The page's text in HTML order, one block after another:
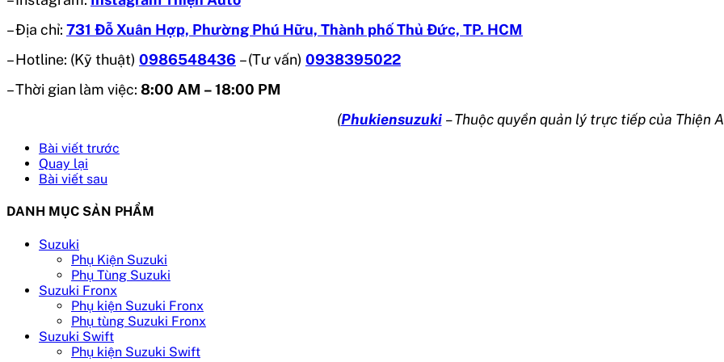
– Địa chỉ: 731 Đỗ Xuân Hợp, Phường Phú Hữu, Thành phố Thủ Đức, TP. HCM
– Hotline: (Kỹ thuật) 0986548436 – (Tư vấn) 0938395022
– Thời gian làm việc: 8:00 AM – 18:00 PM
(Phukiensuzuki – Thuộc quyền quản lý trực tiếp của Thiện
Bài viết trước
Quay lại
Bài viết sau
DANH MỤC SẢN PHẨM
Suzuki
Phụ Kiện Suzuki
Phụ Tùng Suzuki
Suzuki Fronx
Phụ kiện Suzuki Fronx
Phụ tùng Suzuki Fronx
Suzuki Swift
Phụ kiện Suzuki Swift